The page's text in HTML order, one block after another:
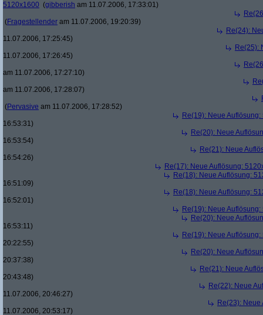
5120x1600 (gibberish am 11.07.2006, 17:33:01)
(Fragestellender am 11.07.2006, 19:20:39)
Re(24):
11.07.2006, 17:25:45)
Re(25):
11.07.2006, 17:26:45)
am 11.07.2006, 17:27:10)
am 11.07.2006, 17:28:07)
(Pervasive am 11.07.2006, 17:28:52)
Re(19): Neue
16:53:31)
Re(20): Neue
16:53:54)
Re(21): Neue
16:54:26)
Re(17): Neue Auflösung:
Re(18): Neue Auflösung:
16:51:09)
Re(18): Neue Auflösung:
16:52:01)
Re(19): Neue
Re(20): Neue
16:53:11)
Re(19): Neue
20:22:55)
Re(20): Neue
20:37:38)
Re(21): Neue
20:43:48)
Re(22): Neue
11.07.2006, 20:46:27)
Re(23):
11.07.2006, 20:53:17)